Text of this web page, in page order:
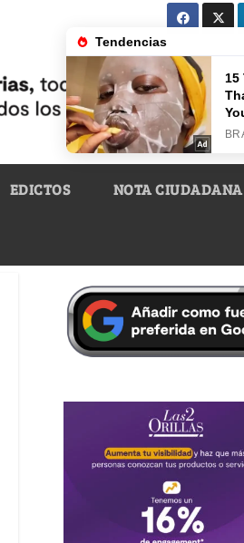
EDICTOS NOTA CIUDADANA